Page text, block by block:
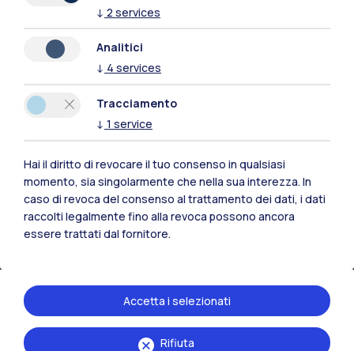
Polimi Community
Tutti i siti dell’ecosistema
↓ 2 services
Analitici
↓ 4 services
Tracciamento
↓ 1 service
Hai il diritto di revocare il tuo consenso in qualsiasi
momento, sia singolarmente che nella sua interezza. In
caso di revoca del consenso al trattamento dei dati, i dati
raccolti legalmente fino alla revoca possono ancora
essere trattati dal fornitore.
Rifiuta
Accetta i selezionati